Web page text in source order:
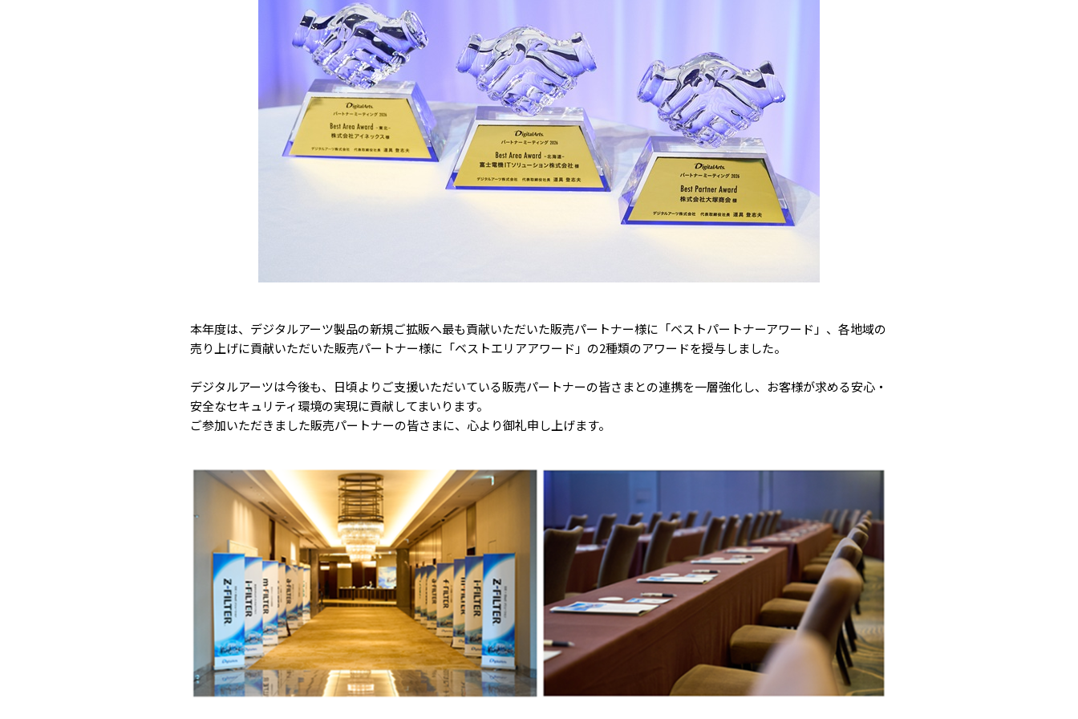
本年度は、デジタルアーツ製品の新規ご拡販へ最も貢献いただいた販売パートナー様に「ベストパートナーアワード」、各地域の
売り上げに貢献いただいた販売パートナー様に「ベストエリアアワード」の2種類のアワードを授与しました。
デジタルアーツは今後も、日頃よりご支援いただいている販売パートナーの皆さまとの連携を一層強化し、お客様が求める安心・
安全なセキュリティ環境の実現に貢献してまいります。
ご参加いただきました販売パートナーの皆さまに、心より御礼申し上げます。